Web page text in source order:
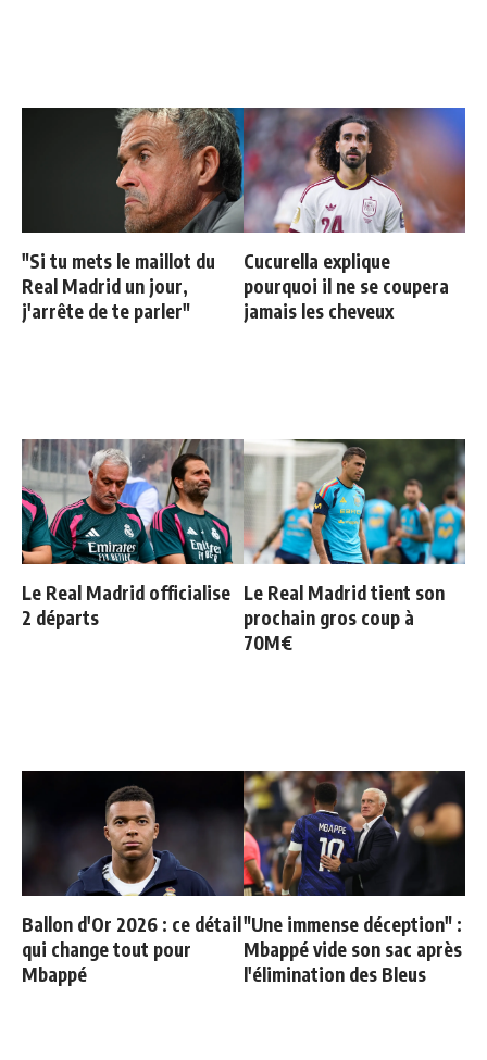
"Si tu mets le maillot du
Real Madrid un jour,
j'arrête de te parler"
Cucurella explique
pourquoi il ne se coupera
jamais les cheveux
Le Real Madrid officialise
2 départs
Le Real Madrid tient son
prochain gros coup à
70M€
Ballon d'Or 2026 : ce détail
qui change tout pour
Mbappé
"Une immense déception" :
Mbappé vide son sac après
l'élimination des Bleus